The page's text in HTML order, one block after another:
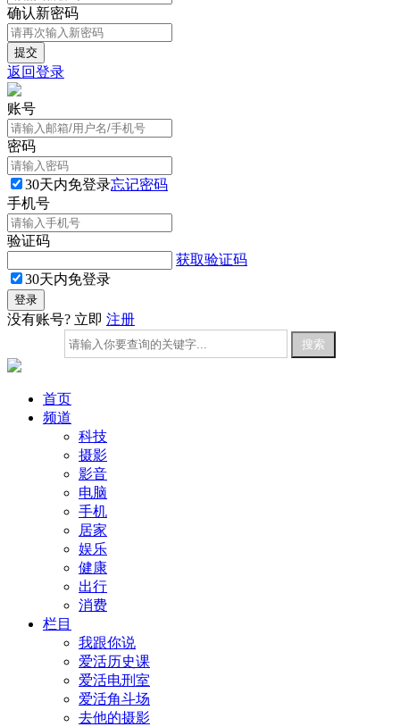
确认新密码
返回登录
账号
密码
30天内免登录忘记密码
手机号
验证码
获取验证码
30天内免登录
没有账号? 立即 注册
首页
频道
科技
摄影
影音
电脑
手机
居家
娱乐
健康
出行
消费
栏目
我跟你说
爱活历史课
爱活电刑室
爱活角斗场
去他的摄影